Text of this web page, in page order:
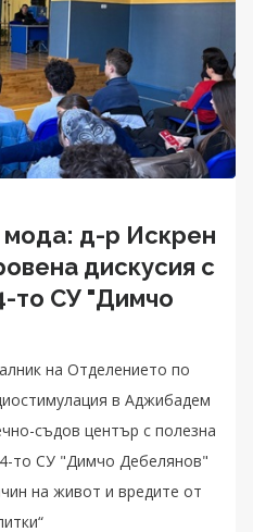
мода: д-р Искрен
дискусия с
то СУ "Димчо
на Отделението по
в Аджибадем
съдов център с полезна
то СУ "Димчо Дебелянов"
на живот и вредите от